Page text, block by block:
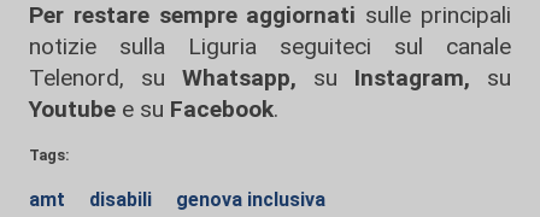
Per restare sempre aggiornati sulle principali
notizie sulla Liguria seguiteci sul canale
Telenord, su
Whatsapp, su Instagram, su
Youtube e su Facebook.
Tags:
amt disabili genova inclusiva